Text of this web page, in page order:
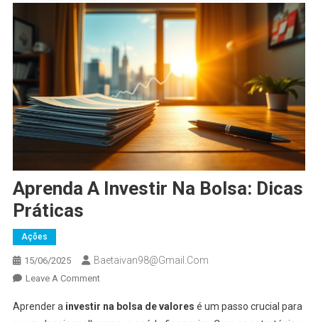
Aprenda A Investir Na Bolsa: Dicas
Práticas
Ações
15/06/2025 Baetaivan98@gmail.com
Leave A CommentOn
A
Aprender a investir na bolsa de valores é um passo crucial para